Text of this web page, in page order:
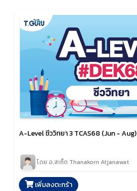
A-Level ชีววิทยา 3 TCAS68 (Jun - Aug)
โดย อ.สเก็ต Thanakorn Atjanawat
เพิ่มลงตะกร้า